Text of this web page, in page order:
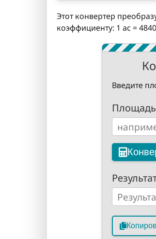
Этот конвертер
коэффициенту: 1 ac =
Введите